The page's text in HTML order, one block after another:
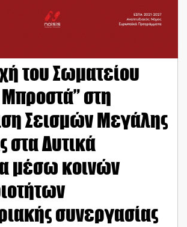
του Σωματείου
στη
Σεισμών Μεγάλης
στα Δυτικά
μέσω κοινών
συνεργασίας